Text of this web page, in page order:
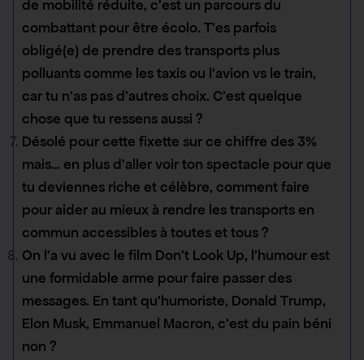
de mobilité réduite, c’est un parcours du
combattant pour être écolo. T’es parfois
obligé(e) de prendre des transports plus
polluants comme les taxis ou l’avion vs le train,
car tu n’as pas d’autres choix. C’est quelque
chose que tu ressens aussi ?
Désolé pour cette fixette sur ce chiffre des 3%
mais… en plus d’aller voir ton spectacle pour que
tu deviennes riche et célèbre, comment faire
pour aider au mieux à rendre les transports en
commun accessibles à toutes et tous ?
On l’a vu avec le film Don’t Look Up, l’humour est
une formidable arme pour faire passer des
messages. En tant qu’humoriste, Donald Trump,
Elon Musk, Emmanuel Macron, c’est du pain béni
non ?